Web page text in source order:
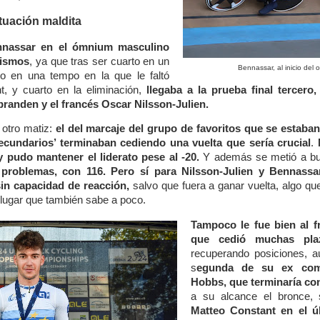
Bennassar, al inicio del
maldita
en el ómnium masculino
, ya que tras ser cuarto en un
en una tempo en la que le faltó
y cuarto en la eliminación, llegaba a la prueba final
y el francés Oscar Nilsson-Julien.
matiz: el del marcaje del grupo de favoritos que se
terminaban cediendo una vuelta que sería crucial .
pudo mantener el liderato pese al -20. Y además se metió a
con 116. Pero sí para Nilsson-Julien y
capacidad de reacción,salvo que fuera a ganar vuelta, algo
que también sabe a poco.
Tampoco le fue bien al
que cedió muchas
recuperando posiciones,
segunda de su ex
Hobbs, que terminaría
a su alcance el
Matteo Constant en el